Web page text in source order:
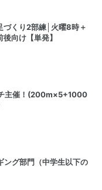
くり2部練│火曜8時＋
向け【単発】
主催！(200m×5+1000
グ部門（中学生以下の